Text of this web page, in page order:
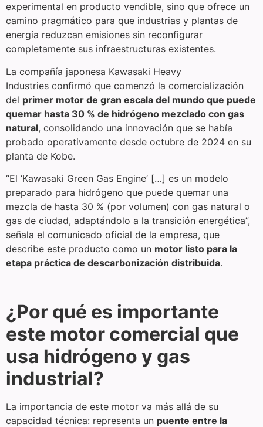
experimental en producto vendible, sino que ofrece un
camino pragmático para que industrias y plantas de
energía reduzcan emisiones sin reconfigurar
completamente sus infraestructuras existentes.
La compañía japonesa Kawasaki Heavy
Industries confirmó que comenzó la comercialización
del primer motor de gran escala del mundo que puede
quemar hasta 30 % de hidrógeno mezclado con gas
natural, consolidando una innovación que se había
probado operativamente desde octubre de 2024 en su
planta de Kobe.
“El ‘Kawasaki Green Gas Engine’ […] es un modelo
preparado para hidrógeno que puede quemar una
mezcla de hasta 30 % (por volumen) con gas natural o
gas de ciudad, adaptándolo a la transición energética”,
señala el comunicado oficial de la empresa, que
describe este producto como un motor listo para la
etapa práctica de descarbonización distribuida.
¿Por qué es importante
este motor comercial que
usa hidrógeno y gas
industrial?
La importancia de este motor va más allá de su
capacidad técnica: representa un puente entre la